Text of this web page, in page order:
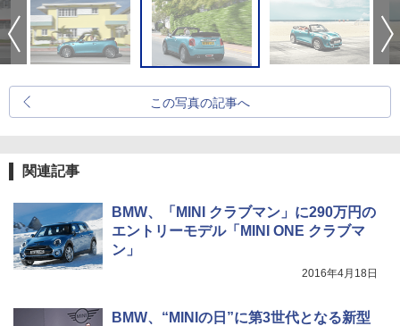
この写真の記事へ
関連記事
BMW、「MINI クラブマン」に290万円の
エントリーモデル「MINI ONE クラブマ
ン」
2016年4月18日
BMW、“MINIの日”に第3世代となる新型